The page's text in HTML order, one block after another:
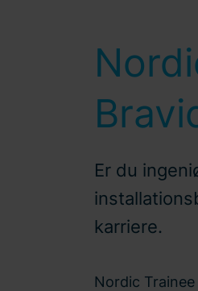
Er du
karriere.
Nordic